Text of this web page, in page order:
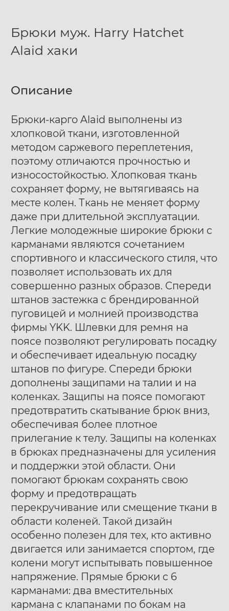
Брюки муж. Harry Hatchet
Alaid хаки
Описание
Брюки-карго Alaid выполнены из
хлопковой ткани, изготовленной
методом саржевого переплетения,
поэтому отличаются прочностью и
износостойкостью. Хлопковая ткань
сохраняет форму, не вытягиваясь на
месте колен. Ткань не меняет форму
даже при длительной эксплуатации.
Легкие молодежные широкие брюки с
карманами являются сочетанием
спортивного и классического стиля, что
позволяет использовать их для
совершенно разных образов. Спереди
штанов застежка c брендированной
пуговицей и молнией производства
фирмы YKK. Шлевки для ремня на
поясе позволяют регулировать посадку
и обеспечивает идеальную посадку
штанов по фигуре. Спереди брюки
дополнены защипами на талии и на
коленках. Защипы на поясе помогают
предотвратить скатывание брюк вниз,
обеспечивая более плотное
прилегание к телу. Защипы на коленках
в брюках предназначены для усиления
и поддержки этой области. Они
помогают брюкам сохранять свою
форму и предотвращать
перекручивание или смещение ткани в
области коленей. Такой дизайн
особенно полезен для тех, кто активно
двигается или занимается спортом, где
колени могут испытывать повышенное
напряжение. Прямые брюки с 6
карманами: два вместительных
кармана с клапанами по бокам на